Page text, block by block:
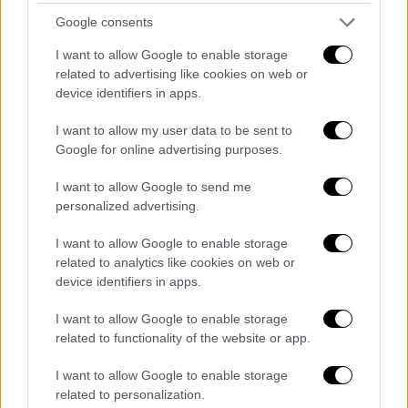
Google consents
I want to allow Google to enable storage
related to advertising like cookies on web or
device identifiers in apps.
I want to allow my user data to be sent to
Google for online advertising purposes.
I want to allow Google to send me
personalized advertising.
I want to allow Google to enable storage
related to analytics like cookies on web or
device identifiers in apps.
I want to allow Google to enable storage
related to functionality of the website or app.
I want to allow Google to enable storage
related to personalization.
πως όλη η θάλασσα είναι δικιά τους. Άκουσα
από το αλιευτικό ότι «θα φωνάξω το
Λιμεναρχείο» και από το φουσκωτό «θα μου
κλ@@@ τα α@@@».
Πρόεδρος
: Από τη στιγμή που ακούτε την
ανταλλαγή των δύο φράσεων μέχρι τη στιγμή
επαφή με το σημείο;
: Δεν έδωσα σημασία σε όλο το
συμβάν. Μπορεί να έγινε κάτι ενδιάμεσα που
δεν παρατήρησα.
Πρόεδρος: Ποιος από τους δύο
κατηγορούμενους ήταν στο σκάφος;
Μάρτυρας: Στα τόσα μέτρα δεν
αναγνωρίζεις. Και το λιμεναρχείο που πήρα